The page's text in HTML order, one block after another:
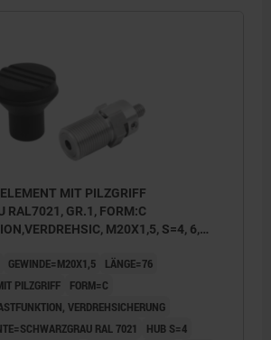
MIT PILZGRIFF
RAL7021, GR.1, FORM:C
M20X1,5, S=4, 6,
GEWINDE=M20X1,5
LÄNGE=76
PILZGRIFF
FORM=C
VERDREHSICHERUNG
RAL 7021
HUB S=4